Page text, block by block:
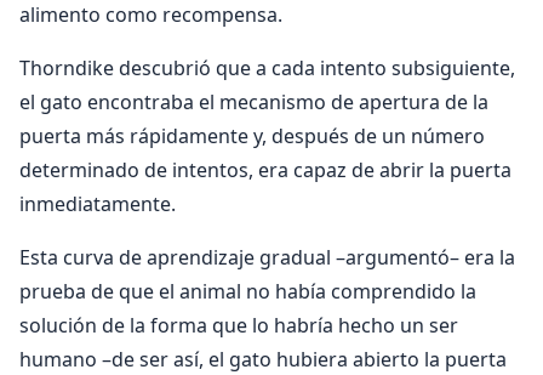
alimento como recompensa.
Thorndike descubrió que a cada intento subsiguiente,
el gato encontraba el mecanismo de apertura de la
puerta más rápidamente y, después de un número
determinado de intentos, era capaz de abrir la puerta
inmediatamente.
Esta curva de aprendizaje gradual –argumentó– era la
prueba de que el animal no había comprendido la
solución de la forma que lo habría hecho un ser
humano –de ser así, el gato hubiera abierto la puerta